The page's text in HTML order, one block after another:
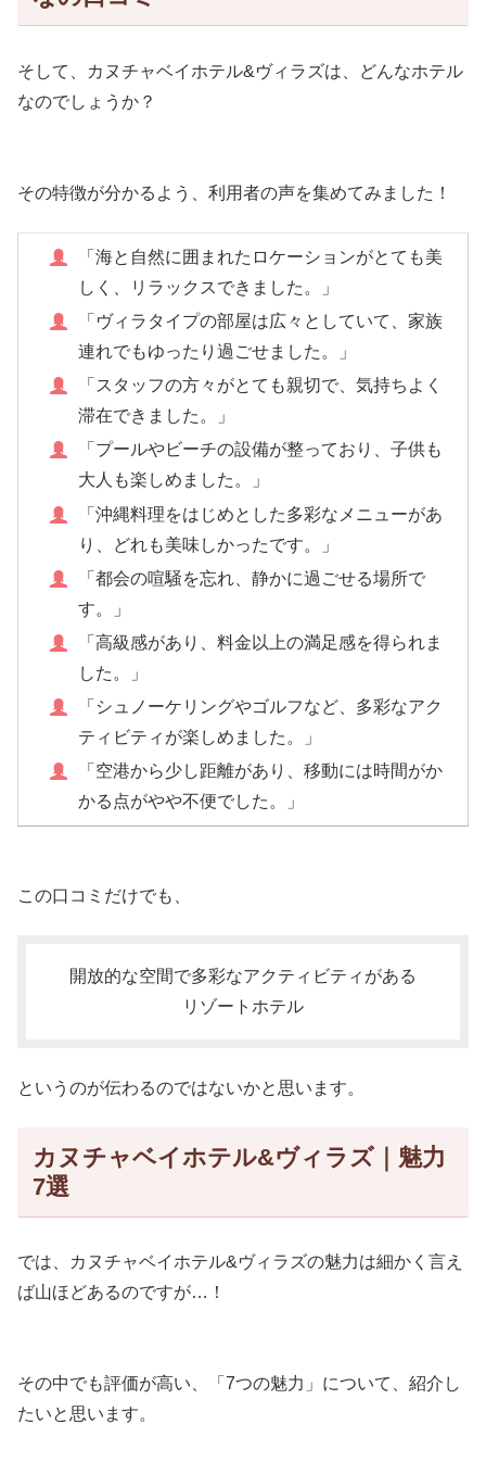
そして、カヌチャベイホテル&ヴィラズは、どんなホテル
なのでしょうか？
その特徴が分かるよう、利用者の声を集めてみました！
「海と自然に囲まれたロケーションがとても美
しく、リラックスできました。」
「ヴィラタイプの部屋は広々としていて、家族
連れでもゆったり過ごせました。」
「スタッフの方々がとても親切で、気持ちよく
滞在できました。」
「プールやビーチの設備が整っており、子供も
大人も楽しめました。」
「沖縄料理をはじめとした多彩なメニューがあ
り、どれも美味しかったです。」
「都会の喧騒を忘れ、静かに過ごせる場所で
す。」
「高級感があり、料金以上の満足感を得られま
した。」
「シュノーケリングやゴルフなど、多彩なアク
ティビティが楽しめました。」
「空港から少し距離があり、移動には時間がか
かる点がやや不便でした。」
この口コミだけでも、
開放的な空間で多彩なアクティビティがある
リゾートホテル
というのが伝わるのではないかと思います。
カヌチャベイホテル&ヴィラズ｜魅力
7選
では、カヌチャベイホテル&ヴィラズの魅力は細かく言え
ば山ほどあるのですが…！
その中でも評価が高い、「7つの魅力」について、紹介し
たいと思います。